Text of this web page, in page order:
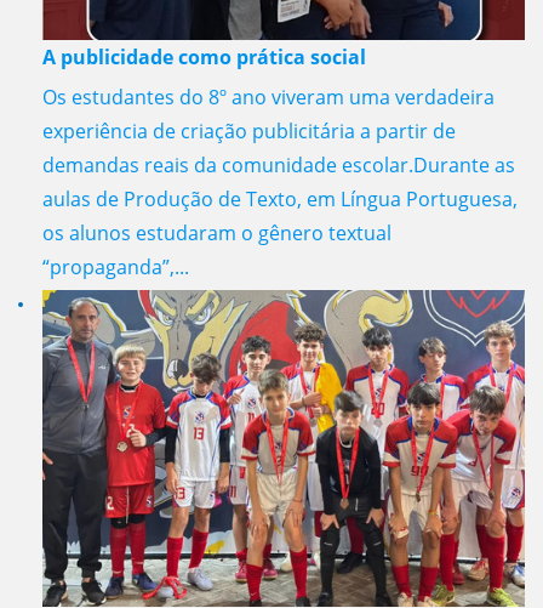
A publicidade como prática social
Os estudantes do 8º ano viveram uma verdadeira
experiência de criação publicitária a partir de
demandas reais da comunidade escolar.Durante as
aulas de Produção de Texto, em Língua Portuguesa,
os alunos estudaram o gênero textual
“propaganda”,...